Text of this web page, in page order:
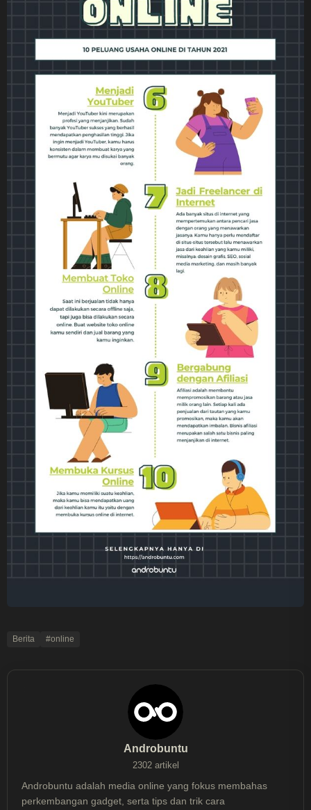
Berita #online
Androbuntu
2302 artikel
Androbuntu adalah media online yang fokus membahas
perkembangan gadget, serta tips dan trik cara